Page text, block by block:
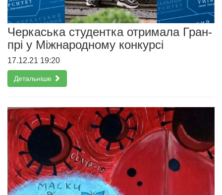
Черкаська студентка отримала Гран-
прі у Міжнародному конкурсі
17.12.21 19:20
Детальніше